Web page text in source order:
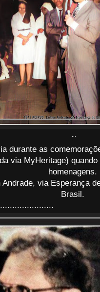
durante as
via MyHeritage)
homenagens.
via Esperança
Brasil.